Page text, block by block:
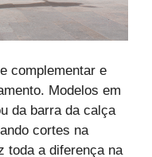
complementar e
Modelos em
da barra da calça
cortes na
toda a diferença na